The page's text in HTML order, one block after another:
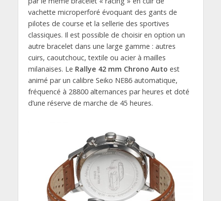
vachette microperforé évoquant des gants de
pilotes de course et la sellerie des sportives
classiques. Il est possible de choisir en option un
autre bracelet dans une large gamme : autres
cuirs, caoutchouc, textile ou acier à mailles
milanaises. Le Rallye 42 mm Chrono Auto est
animé par un calibre Seiko NE86 automatique,
fréquencé à 28800 alternances par heures et doté
d’une réserve de marche de 45 heures.